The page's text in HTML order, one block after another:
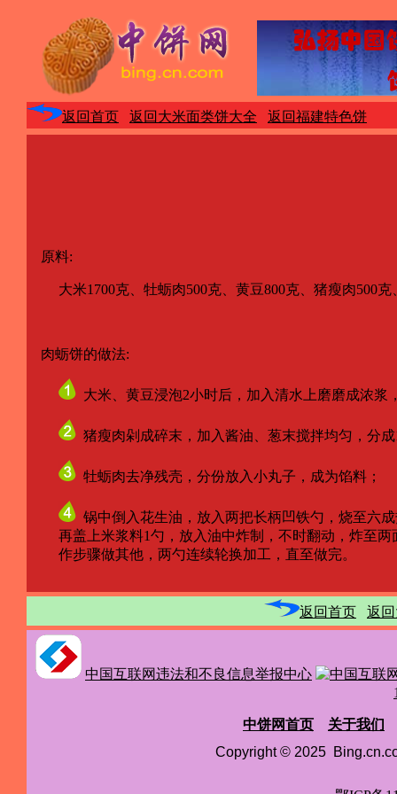
返回首页 返回大米面类饼大全 返回福建特色饼
原料:
大米1700克、牡蛎肉500克、黄豆800克、猪瘦肉500克
肉蛎饼的做法:
大米、黄豆浸泡2小时后，加入清水上磨磨成浓浆
猪瘦肉剁成碎末，加入酱油、葱末搅拌均匀，分
牡蛎肉去净残壳，分份放入小丸子，成为馅料；
锅中倒入花生油，放入两把长柄凹铁勺，烧至六
再盖上米浆料1勺，放入油中炸制，不时翻动，炸至两
作步骤做其他，两勺连续轮换加工，直至做完。
返回首页 返
中国互联网违法和不良信息举报中心
中饼网首页
关于我们
Copyright © 2025